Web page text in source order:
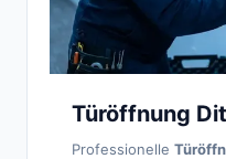
Türöffnung
Professionelle